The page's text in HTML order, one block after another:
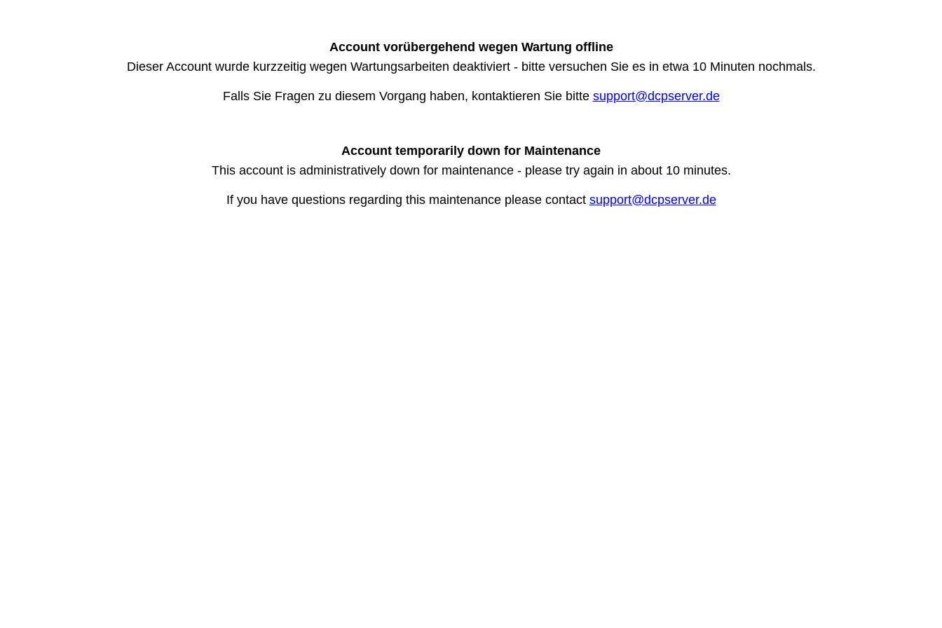
Account vorübergehend wegen Wartung offline
Dieser Account wurde kurzzeitig wegen Wartungsarbeiten deaktiviert - bitte versuchen Sie es in etwa 10 Minuten nochmals.
Falls Sie Fragen zu diesem Vorgang haben, kontaktieren Sie bitte support@dcpserver.de
Account temporarily down for Maintenance
This account is administratively down for maintenance - please try again in about 10 minutes.
If you have questions regarding this maintenance please contact support@dcpserver.de